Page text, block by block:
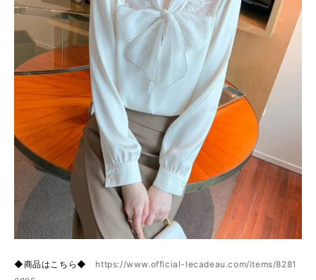
◆商品はこちら◆ https://www.official-lecadeau.com/items/8281